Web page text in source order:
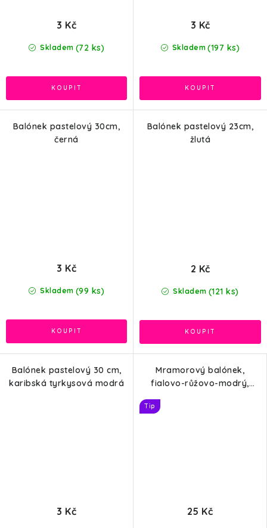
Skladem (72 ks)
3 Kč
Skladem (197 ks)
3 Kč
Balónek pastelový 30cm,
černá
Skladem (99 ks)
3 Kč
Balónek pastelový 23cm,
žlutá
Skladem (121 ks)
2 Kč
Balónek pastelový 30 cm,
karibská tyrkysová modrá
3 Kč
Mramorový balónek,
fialovo-růžovo-modrý,
Tip
25 Kč